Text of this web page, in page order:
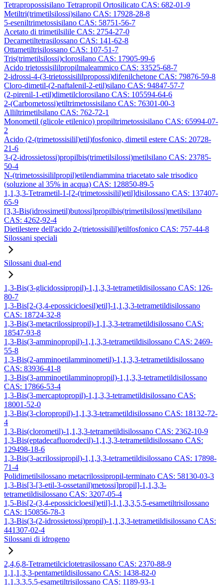
Tetrapropossisilano Tetrapropil Ortosilicato CAS: 682-01-9
Metiltri(trimetilsilossi)silano CAS: 17928-28-8
5-eseniltrimetossisilano CAS: 58751-56-7
Acetato di trimetilsilile CAS: 2754-27-0
Decametiltetrasilossano CAS: 141-62-8
Ottametiltrisilossano CAS: 107-51-7
Tris(trimetilsilossi)clorosilano CAS: 17905-99-6
Acido trietossisililpropilmaleammico CAS: 33525-68-7
2-idrossi-4-(3-trietossisililpropossi)difenilchetone CAS: 79876-59-8
Cloro-dimetil-(2-naftalenil-2-etil)silano CAS: 94847-57-7
(2-pirenil-1-etil)dimetilclorosilano CAS: 105594-64-6
2-(Carbometossi)etiltrimetossisilano CAS: 76301-00-3
Alliltrimetilsilano CAS: 762-72-1
Monometil (glicole etilenico) propiltrimetossisilano CAS: 65994-07-
2
Acido (2-(trimetossisilil)etil)fosfonico, dimetil estere CAS: 20728-
21-6
3-(2-idrossietossi)propilbis(trimetilsilossi)metilsilano CAS: 23785-
50-4
N-(trimetossisililpropil)etilendiammina triacetato sale trisodico
(soluzione al 35% in acqua) CAS: 128850-89-5
1,1,3,3-Tetrametil-1-[2-(trimetossisilil)etil]disilossano CAS: 137407-
65-9
[3,3-Bis(idrossimetil)butossi]propilbis(trimetilsilossi)metilsilano
CAS: 4262-92-4
Dietilestere dell'acido 2-(trietossisilil)etilfosfonico CAS: 757-44-8
Silossani speciali
Silossani dual-end
1,3-Bis(3-glicidossipropil)-1,1,3,3-tetrametildisilossano CAS: 126-
80-7
1,3-Bis[2-(3,4-epossicicloesil)etil]-1,1,3,3-tetrametildisilossano
CAS: 18724-32-8
1,3-Bis(3-metacrilossipropil)-1,1,3,3-tetrametildisilossano CAS:
18547-93-8
1,3-Bis(3-amminopropil)-1,1,3,3-tetrametildisilossano CAS: 2469-
55-8
1,3-Bis(2-amminoetilamminometil)-1,1,3,3-tetrametildisilossano
CAS: 83936-41-8
1,3-Bis(3-amminoetilamminopropil)-1,1,3,3-tetrametildisilossano
CAS: 17866-53-4
1,3-Bis(3-mercaptopropil)-1,1,3,3-tetrametildisilossano CAS:
18001-52-0
1,3-Bis(3-cloropropil)-1,1,3,3-tetrametildisilossano CAS: 18132-72-
4
1,3-Bis(clorometil)-1,1,3,3-tetrametildisilossano CAS: 2362-10-9
1,3-Bis(eptadecafluorodecil)-1,1,3,3-tetrametildisilossano CAS:
129498-18-6
1,3-Bis(3-acrilossipropil)-1,1,3,3-tetrametildisilossano CAS: 17898-
71-4
Polidimetilsilossano metacrilossipropil-terminato CAS: 58130-03-3
1,3-Bis[3-[3-etil-3-ossetanil)metossi]propil]-1,1,3,3-
tetrametildisilossano CAS: 3207-05-4
1,5-Bis[2-(3,4-epossicicloesil)etil]-1,1,3,3,5,5-esametiltrisilossano
CAS: 150856-78-3
1,3-Bis(3-(2-idrossietossi)propil)-1,1,3,3-tetrametildisilossano CAS:
441307-02-4
Silossani di idrogeno
2,4,6,8-Tetrametilciclotetrasilossano CAS: 2370-88-9
1,1,1,3,3-pentametildisilossano CAS: 1438-82-0
1,1,3,3,5,5-esametiltrisilossano CAS: 1189-93-1